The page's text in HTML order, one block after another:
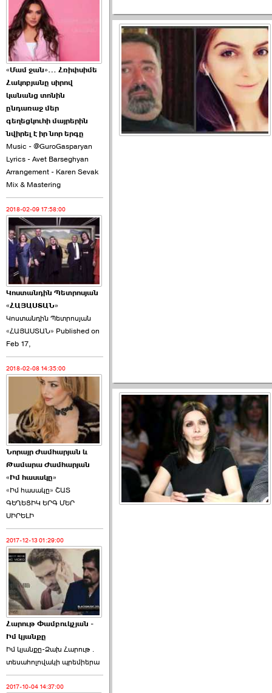
2026-06-10 22:55:00
Ուշքի չենք գալիս այն
խայտառակ ›››
2026-06-09 15:05:00
Ծառուկյանի փեսան
վնասել է ›››
2026-06-09 07:11:00
Այս ընդդիմությունը
կվերցնի ›››
2026-06-09 00:41:00
Որպես ընդդիմադիր
ընտրող՝ ›››
«Մամ ջան»… Հռիփսիմե
Հակոբյանը սիրով
կանանց տոնին
ընդառաջ մեր
գեղեցկուհի մայրերին
նվիրել է իր նոր երգը
Music - @GuroGasparyan
Lyrics - Avet Barseghyan
Arrangement - Karen Sevak
Mix & Mastering
2018-02-09 17:58:00
Կոստանդին Պետրոսյան
«ՀԱՅԱՍՏԱՆ»
Կոստանդին Պետրոսյան
«ՀԱՅԱՍՏԱՆ» Published on
Feb 17,
2018-02-08 14:35:00
Նորայր Ժամհարյան և
Թամարա Ժամհարյան
«Իմ հասակը»
«Իմ հասակը» ՇԱՏ
ԳԵՂԵՑԻԿ ԵՐԳ ՄԵՐ
ՍԻՐԵԼԻ
2017-12-13 01:29:00
Հարութ Փամբուկչյան -
Իմ կյանքը
Իմ կյանքը-Ձախ Հարnւթ․
տեuաhnլnվակի պրեմիերա
2017-10-04 14:37:00